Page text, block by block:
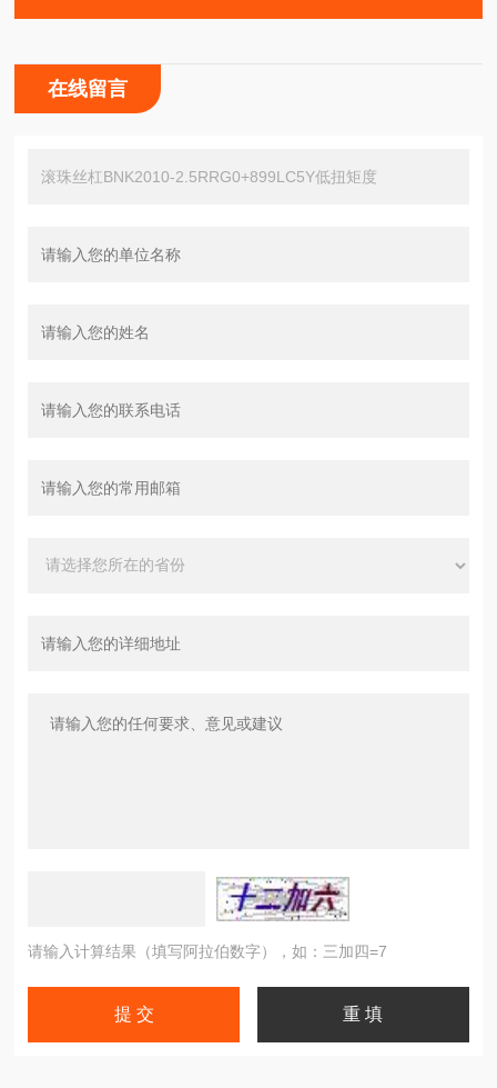
在线留言
请输入计算结果（填写阿拉伯数字），如：三加四=7